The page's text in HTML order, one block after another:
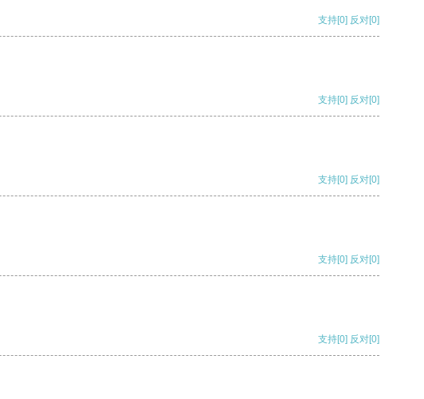
支持[0] 反对[0]
支持[0] 反对[0]
支持[0] 反对[0]
支持[0] 反对[0]
支持[0] 反对[0]